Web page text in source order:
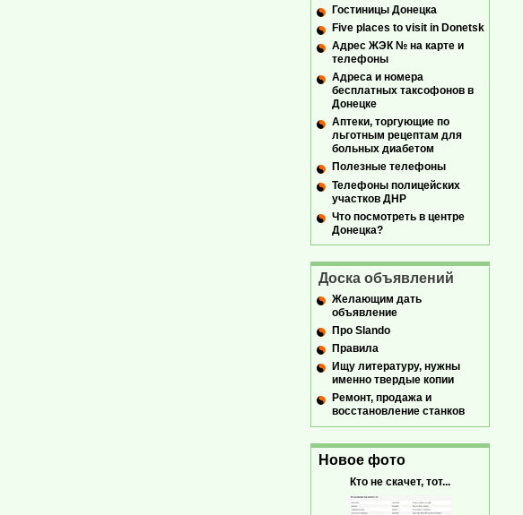
Гостиницы Донецка
Five places to visit in Donetsk
Адрес ЖЭК № на карте и
телефоны
Адреса и номера
бесплатных таксофонов в
Донецке
Аптеки, торгующие по
льготным рецептам для
больных диабетом
Полезные телефоны
Телефоны полицейских
участков ДНР
Что посмотреть в центре
Донецка?
Доска объявлений
Желающим дать
объявление
Про Slando
Правила
Ищу литературу, нужны
именно твердые копии
Ремонт, продажа и
восстановление станков
Новое фото
Кто не скачет, тот...